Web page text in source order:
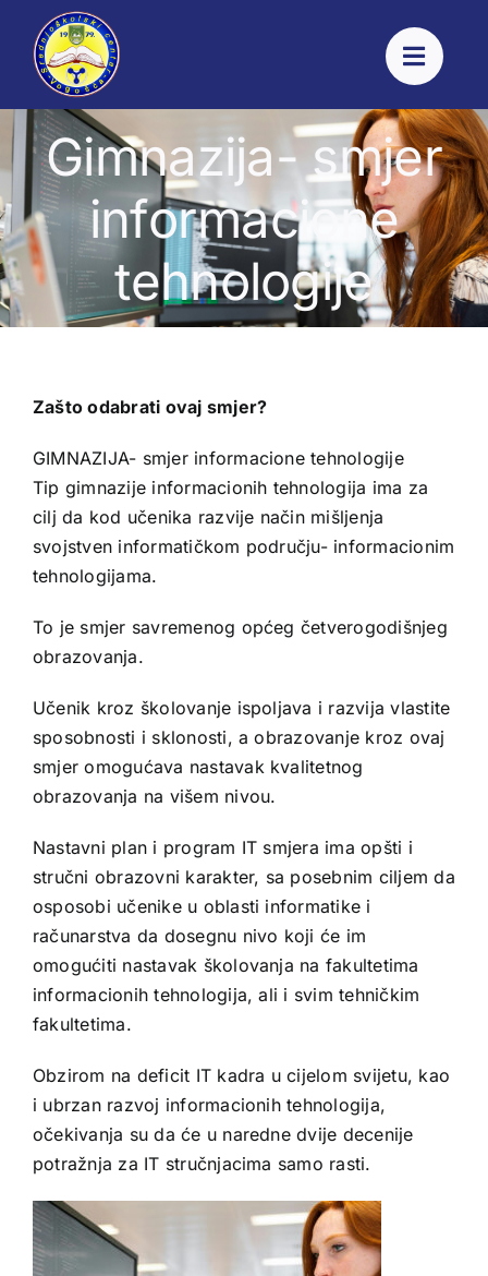
content
Gimnazija- smjer
informacione
tehnologije
Zašto odabrati ovaj smjer?
GIMNAZIJA- smjer informacione tehnologije
Tip gimnazije informacionih tehnologija ima za
cilj da kod učenika razvije način mišljenja
svojstven informatičkom području- informacionim
tehnologijama.
To je smjer savremenog općeg četverogodišnjeg
obrazovanja.
Učenik kroz školovanje ispoljava i razvija vlastite
sposobnosti i sklonosti, a obrazovanje kroz ovaj
smjer omogućava nastavak kvalitetnog
obrazovanja na višem nivou.
Nastavni plan i program IT smjera ima opšti i
stručni obrazovni karakter, sa posebnim ciljem da
osposobi učenike u oblasti informatike i
računarstva da dosegnu nivo koji će im
omogućiti nastavak školovanja na fakultetima
informacionih tehnologija, ali i svim tehničkim
fakultetima.
Obzirom na deficit IT kadra u cijelom svijetu, kao
i ubrzan razvoj informacionih tehnologija,
očekivanja su da će u naredne dvije decenije
potražnja za IT stručnjacima samo rasti.